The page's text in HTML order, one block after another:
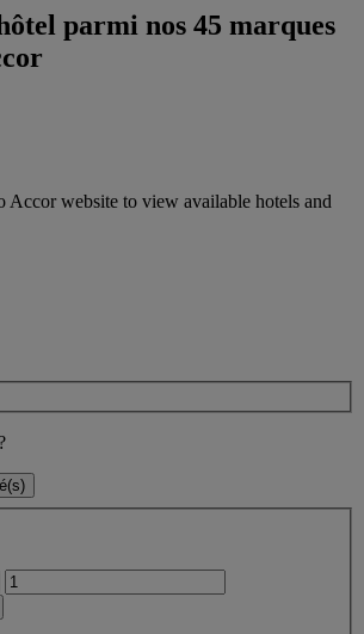
parmi nos 45 marques
Accor website to view available hotels and